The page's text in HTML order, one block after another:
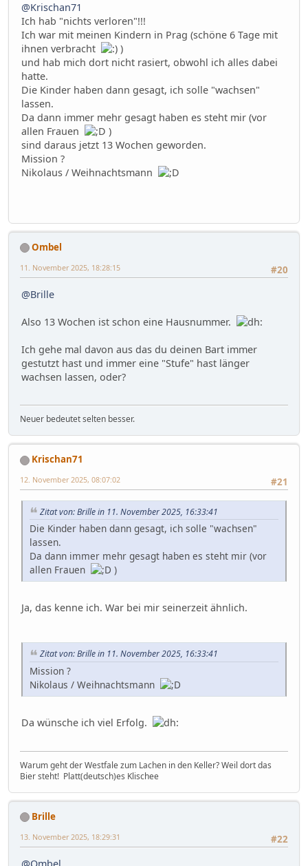
@Krischan71
Ich hab "nichts verloren"!!!
Ich war mit meinen Kindern in Prag (schöne 6 Tage mit
ihnen verbracht
)
und hab mich dort nicht rasiert, obwohl ich alles dabei
hatte.
Die Kinder haben dann gesagt, ich solle "wachsen"
lassen.
Da dann immer mehr gesagt haben es steht mir (vor
allen Frauen
)
sind daraus jetzt 13 Wochen geworden.
Mission ?
Nikolaus / Weihnachtsmann
Ombel
#20
11. November 2025, 18:28:15
@Brille
Also 13 Wochen ist schon eine Hausnummer.
Ich gehe mal davon aus das du deinen Bart immer
gestutzt hast und immer eine "Stufe" hast länger
wachsen lassen, oder?
Neuer bedeutet selten besser.
Krischan71
#21
12. November 2025, 08:07:02
Zitat von: Brille in 11. November 2025, 16:33:41
Die Kinder haben dann gesagt, ich solle "wachsen"
lassen.
Da dann immer mehr gesagt haben es steht mir (vor
allen Frauen
)
Ja, das kenne ich. War bei mir seinerzeit ähnlich.
Zitat von: Brille in 11. November 2025, 16:33:41
Mission ?
Nikolaus / Weihnachtsmann
Da wünsche ich viel Erfolg.
Warum geht der Westfale zum Lachen in den Keller? Weil dort das
Bier steht! Platt(deutsch)es Klischee
Brille
#22
13. November 2025, 18:29:31